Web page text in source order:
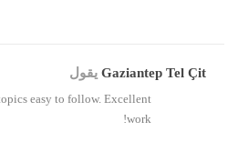
Gaziantep Tel Çit يقول
easy to follow. Excellent
work!